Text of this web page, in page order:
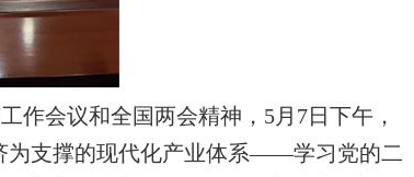
作会议和全国两会精神，5月7日下午，
为支撑的现代化产业体系——学习党的二